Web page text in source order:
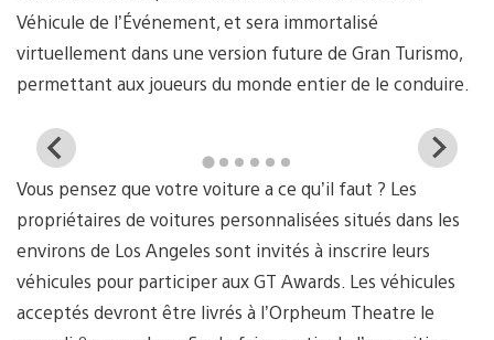
Véhicule de l’Événement, et sera immortalisé
virtuellement dans une version future de Gran Turismo,
permettant aux joueurs du monde entier de le conduire.
View
download
image
Vous pensez que votre voiture a ce qu’il faut ? Les
propriétaires de voitures personnalisées situés dans les
environs de Los Angeles sont invités à inscrire leurs
véhicules pour participer aux GT Awards. Les véhicules
acceptés devront être livrés à l’Orpheum Theatre le